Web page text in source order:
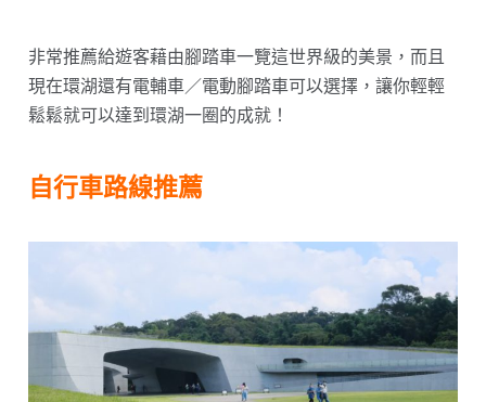
非常推薦給遊客藉由腳踏車一覽這世界級的美景，而且
現在環湖還有電輔車／電動腳踏車可以選擇，讓你輕輕
鬆鬆就可以達到環湖一圈的成就！
自行車路線推薦